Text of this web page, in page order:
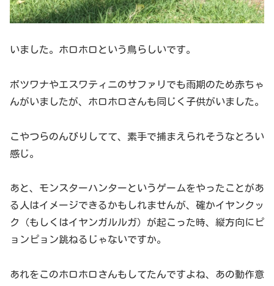
いました。ホロホロという鳥らしいです。
ボツワナやエスワティニのサファリでも雨期のため赤ちゃ
んがいましたが、ホロホロさんも同じく子供がいました。
こやつらのんびりしてて、素手で捕まえられそうなとろい
感じ。
あと、モンスターハンターというゲームをやったことがあ
る人はイメージできるかもしれませんが、確かイヤンクッ
ク（もしくはイヤンガルルガ）が起こった時、縦方向にピ
ョンピョン跳ねるじゃないですか。
あれをこのホロホロさんもしてたんですよね、あの動作意